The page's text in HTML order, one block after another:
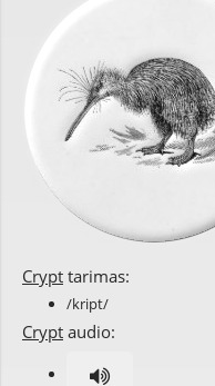
Crypt tarimas:
/kript/
Crypt audio: